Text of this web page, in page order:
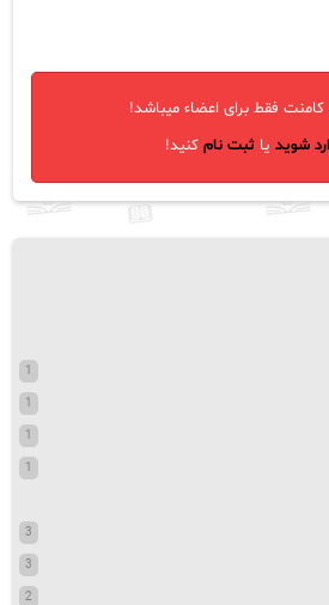
کامنت فقط برای اعضاء میباشد!
شوید یاثبت نام کنید!
1
1
1
1
3
3
2